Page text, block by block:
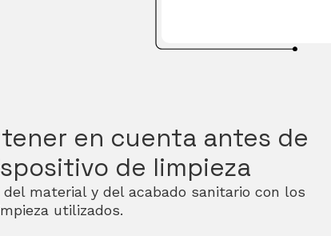
en cuenta antes de
de limpieza
material y del acabado sanitario con los
utilizados.